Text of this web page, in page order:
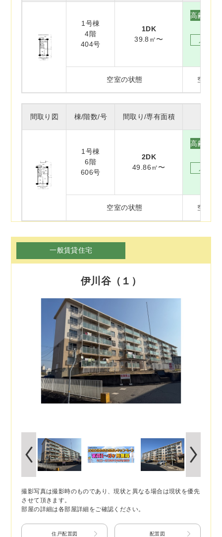
1号棟
4階
404号
1DK
39.8㎡〜
高齢者向
空室の状態 空室(
間取り図 棟/階数/号 間取り/専有面積
1号棟
6階
606号
2DK
49.86㎡〜
高齢者向
空室の状態 空室(
一般賃貸住宅
伊川谷（１）
撮影写真は撮影時のものであり、現状と異なる場合は現状を優先
させて頂きます。
部屋の詳細は各部屋詳細をご確認ください。
住戸配置図 配置図